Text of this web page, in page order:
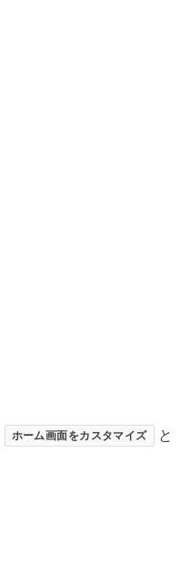
ホーム画面をカスタマイズ
と